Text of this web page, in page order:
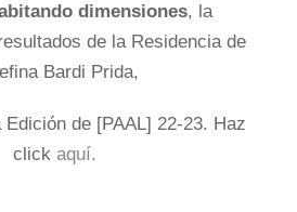
dimensiones, la
de la Residencia de
Bardi Prida,
Edición de [PAAL] 22-23. Haz
clickaquí.